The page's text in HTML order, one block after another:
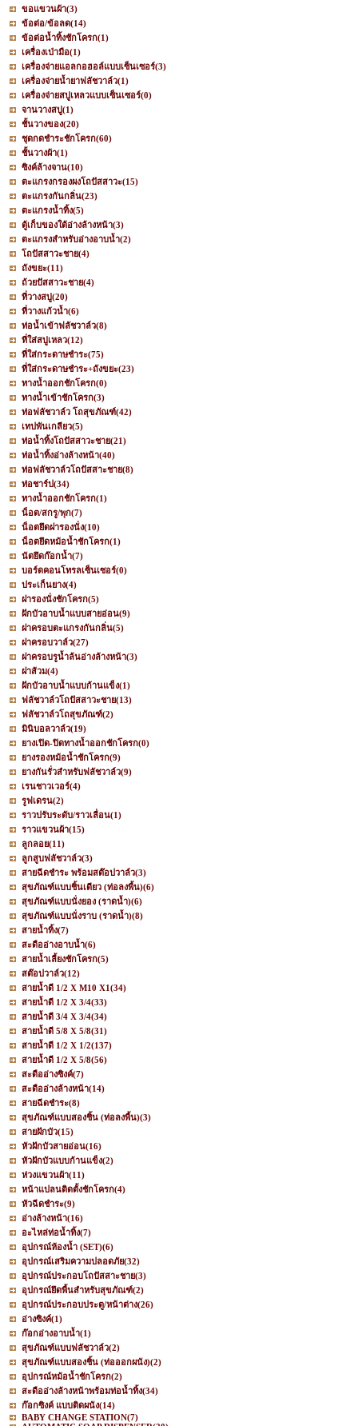
ขอแขวนผ้า(3)
ข้อต่อ/ข้อลด(14)
ข้อต่อน้ำทิ้งชักโครก(1)
เครื่องเป่ามือ(1)
เครื่องจ่ายแอลกอฮอล์แบบเซ็นเซอร์(3)
เครื่องจ่ายน้ำยาฟลัชวาล์ว(1)
เครื่องจ่ายสบู่เหลวแบบเซ็นเซอร์(0)
จานวางสบู่(1)
ชั้นวางของ(20)
ชุดกดชำระชักโครก(60)
ชั้นวางผ้า(1)
ซิงค์ล้างจาน(10)
ตะแกรงกรองผงโถปัสสาวะ(15)
ตะแกรงกันกลิ่น(23)
ตะแกรงน้ำทิ้ง(5)
ตู้เก็บของใต้อ่างล้างหน้า(3)
ตะแกรงสำหรับอ่างอาบน้ำ(2)
โถปัสสาวะชาย(4)
ถังขยะ(11)
ถ้วยปัสสาวะชาย(4)
ที่วางสบู่(20)
ที่วางแก้วน้ำ(6)
ท่อน้ำเข้าฟลัชวาล์ว(8)
ที่ใส่สบู่เหลว(12)
ที่ใส่กระดาษชำระ(75)
ที่ใส่กระดาษชำระ+ถังขยะ(23)
ทางน้ำออกชักโครก(0)
ทางน้ำเข้าชักโครก(3)
ท่อฟลัชวาล์ว โถสุขภัณฑ์(42)
เทปพันเกลียว(5)
ท่อน้ำทิ้งโถปัสสาวะชาย(21)
ท่อน้ำทิ้งอ่างล้างหน้า(40)
ท่อฟลัชวาล์วโถปัสสาะชาย(8)
ท่อชาร์ป(34)
ทางน้ำออกชักโครก(1)
น็อต/สกรู/พุก(7)
น็อตยึดฝารองนั่ง(10)
น็อตยึดหม้อน้ำชักโครก(1)
นัตยึดก๊อกน้ำ(7)
บอร์ดคอนโทรลเซ็นเซอร์(0)
ประเก็นยาง(4)
ฝารองนั่งชักโครก(5)
ฝักบัวอาบน้ำแบบสายอ่อน(9)
ฝาครอบตะแกรงกันกลิ่น(5)
ฝาครอบวาล์ว(27)
ฝาครอบรูน้ำล้นอ่างล้างหน้า(3)
ฝาส้วม(4)
ฝักบัวอาบน้ำแบบก้านแข็ง(1)
ฟลัชวาล์วโถปัสสาวะชาย(13)
ฟลัชวาล์วโถสุขภัณฑ์(2)
มินิบอลวาล์ว(19)
ยางเปิด-ปิดทางน้ำออกชักโครก(0)
ยางรองหม้อน้ำชักโครก(9)
ยางกันรั่วสำหรับฟลัชวาล์ว(9)
เรนชาวเวอร์(4)
รูฟเดรน(2)
ราวปรับระดับ/ราวเลื่อน(1)
ราวแขวนผ้า(15)
ลูกลอย(11)
ลูกสูบฟลัชวาล์ว(3)
สายฉีดชำระ พร้อมสต๊อปวาล์ว(3)
สุขภัณฑ์แบบชิ้นเดียว (ท่อลงพื้น)(6)
สุขภัณฑ์แบบนั่งยอง (ราดน้ำ)(6)
สุขภัณฑ์แบบนั่งราบ (ราดน้ำ)(8)
สายน้ำทิ้ง(7)
สะดืออ่างอาบน้ำ(6)
สายน้ำเลี้ยงชักโครก(5)
สต๊อปวาล์ว(12)
สายน้ำดี 1/2 X M10 X1(34)
สายน้ำดี 1/2 X 3/4(33)
สายน้ำดี 3/4 X 3/4(34)
สายน้ำดี 5/8 X 5/8(31)
สายน้ำดี 1/2 X 1/2(137)
สายน้ำดี 1/2 X 5/8(56)
สะดืออ่างซิงค์(7)
สะดืออ่างล้างหน้า(14)
สายฉีดชำระ(8)
สุขภัณฑ์แบบสองชิ้น (ท่อลงพื้น)(3)
สายฝักบัว(15)
หัวฝักบัวสายอ่อน(16)
หัวฝักบัวแบบก้านแข็ง(2)
ห่วงแขวนผ้า(11)
หน้าแปลนติดตั้งชักโครก(4)
หัวฉีดชำระ(9)
อ่างล้างหน้า(16)
อะไหล่ท่อน้ำทิ้ง(7)
อุปกรณ์ห้องน้ำ (SET)(6)
อุปกรณ์เสริมความปลอดภัย(32)
อุปกรณ์ประกอบโถปัสสาะชาย(3)
อุปกรณ์ยึดพื้นสำหรับสุขภัณฑ์(2)
อุปกรณ์ประกอบประตู/หน้าต่าง(26)
อ่างซิงค์(1)
ก๊อกอ่างอาบน้ำ(1)
สุขภัณฑ์แบบฟลัชวาล์ว(2)
สุขภัณฑ์แบบสองชิ้น (ท่อออกผนัง)(2)
อุปกรณ์หม้อน้ำชักโครก(2)
สะดืออ่างล้างหน้าพร้อมท่อน้ำทิ้ง(34)
ก๊อกซิงค์ แบบติดผนัง(14)
BABY CHANGE STATION(7)